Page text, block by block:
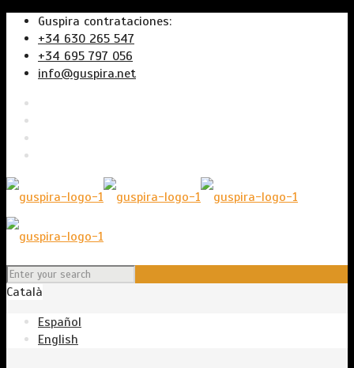
Guspira contrataciones:
+34 630 265 547
+34 695 797 056
info@guspira.net
Català
Español
English